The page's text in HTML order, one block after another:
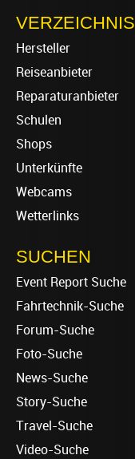
VERZEICHNIS
Hersteller
Reiseanbieter
Reparaturanbieter
Schulen
Shops
Unterkünfte
Webcams
Wetterlinks
SUCHEN
Event Report Suche
Fahrtechnik-Suche
Forum-Suche
Foto-Suche
News-Suche
Story-Suche
Travel-Suche
Video-Suche